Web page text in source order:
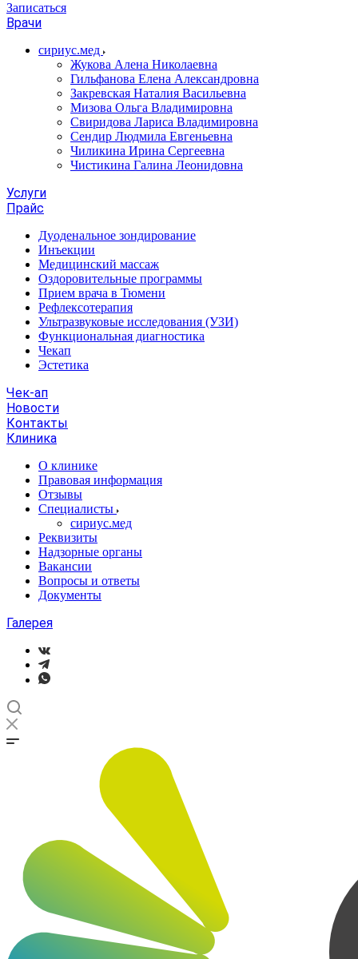
Записаться
Врачи
сириус.мед
Жукова Алена Николаевна
Гильфанова Елена Александровна
Закревская Наталия Васильевна
Мизова Ольга Владимировна
Свиридова Лариса Владимировна
Сендир Людмила Евгеньевна
Чиликина Ирина Сергеевна
Чистикина Галина Леонидовна
Услуги
Прайс
Дуоденальное зондирование
Инъекции
Медицинский массаж
Оздоровительные программы
Прием врача в Тюмени
Рефлексотерапия
Ультразвуковые исследования (УЗИ)
Функциональная диагностика
Чекап
Эстетика
Чек-ап
Новости
Контакты
Клиника
О клинике
Правовая информация
Отзывы
Специалисты
сириус.мед
Реквизиты
Надзорные органы
Вакансии
Вопросы и ответы
Документы
Галерея